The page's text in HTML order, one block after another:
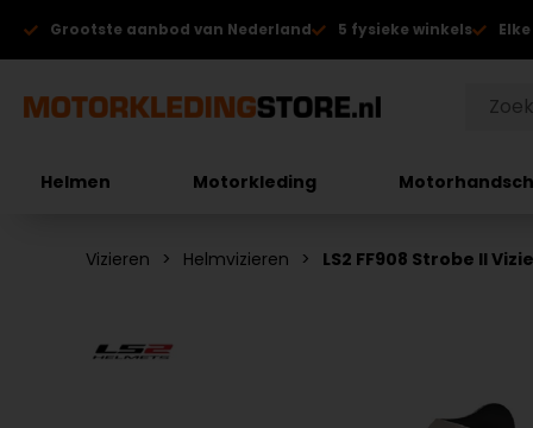
Grootste aanbod van Nederland 5 fysieke winkels
Helmen Motorkleding
Vizieren Helmvizieren LS2 FF908 Strobe II